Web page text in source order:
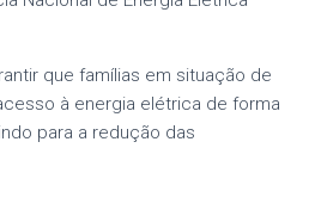
que famílias em situação de
à energia elétrica de forma
para a redução das